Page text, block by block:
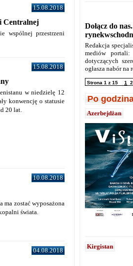
15.08.2018
Centralnej
wspólnej przestrzeni
15.08.2018
w niedzielę 12
konwencję o statusie
20 lat.
10.08.2018
ma zostać wyposażona
świata.
04.08.2018
Dołącz do
Redakcja
mediów portali:
dotyczących
ogłasza nabór na
Strona 1 z 15 1 2
Po
Azerbejdżan
Kirgistan